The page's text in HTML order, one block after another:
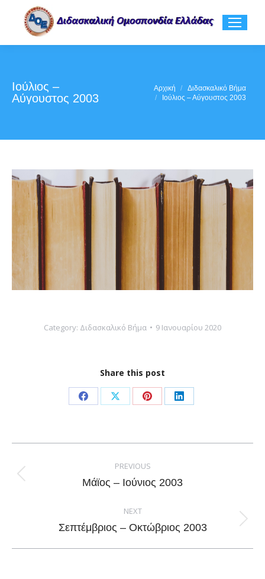
Ιούλιος –
Αύγουστος 2003
You are here:Αρχική
Διδασκαλικό Βήμα
Ιούλιος – Αύγουστος 2003
Category: Διδασκαλικό Βήμα 9 Ιανουαρίου 2020
Share this post
Share
Facebook
Share
X
Share
Pinterest
Share
LinkedIn
navigation
PREVIOUS
Previous
Μάϊος – Ιούνιος 2003
NEXT
Next
Σεπτέμβριος – Οκτώβριος 2003